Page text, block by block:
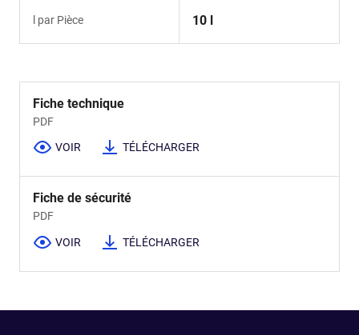
l par Pièce 10 l
Fiche technique
PDF
VOIR TÉLÉCHARGER
Fiche de sécurité
PDF
VOIR TÉLÉCHARGER